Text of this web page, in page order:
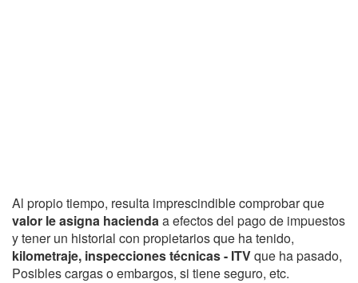
Al propio tiempo, resulta imprescindible comprobar que
valor le asigna haciendaa efectos del pago de impuestos
y tener un historial con propietarios que ha tenido,
kilometraje, inspecciones técnicas - ITVque ha pasado,
Posibles cargas o embargos, si tiene seguro, etc.